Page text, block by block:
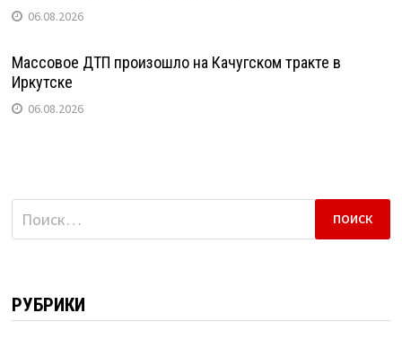
06.08.2026
Массовое ДТП произошло на Качугском тракте в
Иркутске
06.08.2026
Найти:
РУБРИКИ